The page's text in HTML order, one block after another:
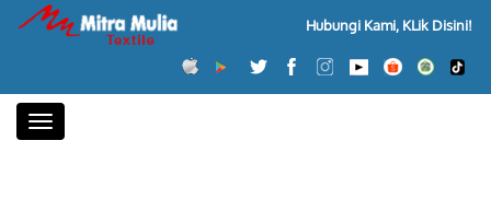
Hubungi Kami, KLik Disini!
Toggle